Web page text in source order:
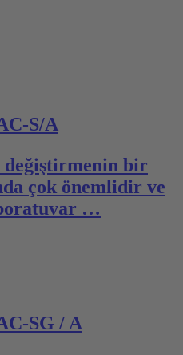
S/A
bir
çok önemlidir ve
…
SG / A